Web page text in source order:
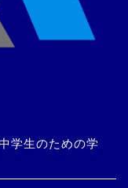
学生のための学